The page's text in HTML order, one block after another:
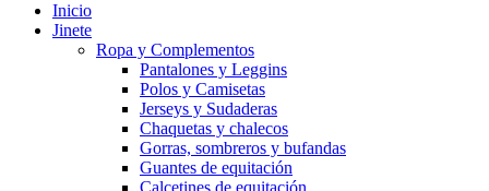
Inicio
Jinete
Ropa y Complementos
Pantalones y Leggins
Polos y Camisetas
Jerseys y Sudaderas
Chaquetas y chalecos
Gorras, sombreros y bufandas
Guantes de equitación
Calcetines de equitación